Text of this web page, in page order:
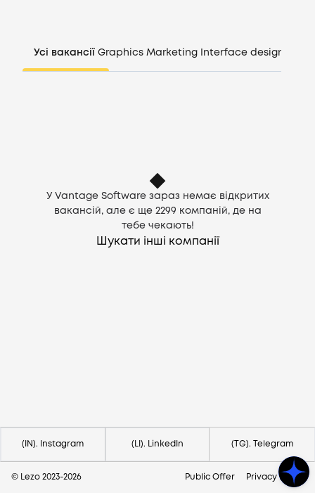
UA
Усі вакансії Graphics Marketing Interface design
У Vantage Software зараз немає відкритих
вакансій, але є ще 2299 компаній, де на
тебе чекають!
Шукати інші компанії
(IN). Instagram (LI). LinkedIn (TG). Telegram
© Lezo 2023-2026 Public Offer Privacy Policy